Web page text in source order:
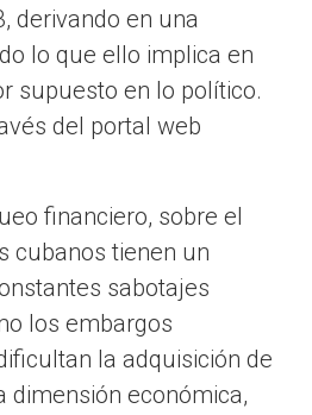
derivando en una
lo que ello implica en
supuesto en lo político.
del portal web
financiero, sobre el
cubanos tienen un
sabotajes
los embargos
la adquisición de
dimensión económica,